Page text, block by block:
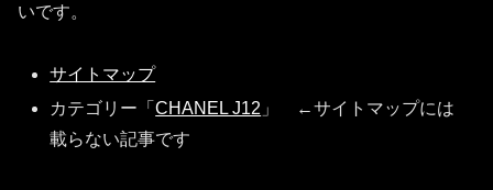
いです。
サイトマップ
カテゴリー「CHANEL J12 」 ←サイトマップには
載らない記事です